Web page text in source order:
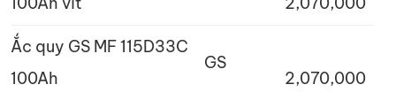
Ắc quy GS MF 115D33C
100Ah
GS
2,070,000